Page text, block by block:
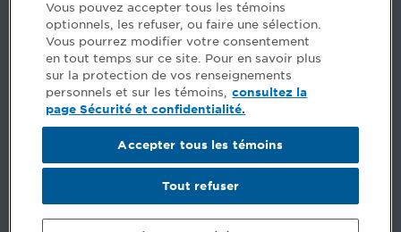
Facebook - Devenir CPA
Instagram
LinkedIn - CPA
LinkedIn - 20 minutes CPA
LinkedIn - Emploi CPA
TikTok
Comments
General terms and conditions
Vous pouvez accepter tous les témoins
optionnels, les refuser, ou faire une sélection.
Vous pourrez modifier votre consentement
en tout temps sur ce site. Pour en savoir plus
sur la protection de vos renseignements
personnels et sur les témoins, consultez la
page Sécurité et confidentialité.
Tout refuser
Accepter tous les témoins